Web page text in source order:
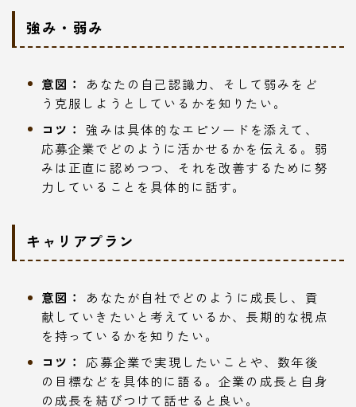
強み・弱み
意図：
あなたの自己認識力、そして弱みをど
う克服しようとしているかを知りたい。
コツ：
強みは具体的なエピソードを添えて、
応募企業でどのように活かせるかを伝える。弱
みは正直に認めつつ、それを改善するために努
力していることを具体的に話す。
キャリアプラン
意図：
あなたが自社でどのように成長し、貢
献していきたいと考えているか、長期的な視点
を持っているかを知りたい。
コツ：
応募企業で実現したいことや、数年後
の目標などを具体的に語る。企業の成長と自身
の成長を結びつけて話せると良い。